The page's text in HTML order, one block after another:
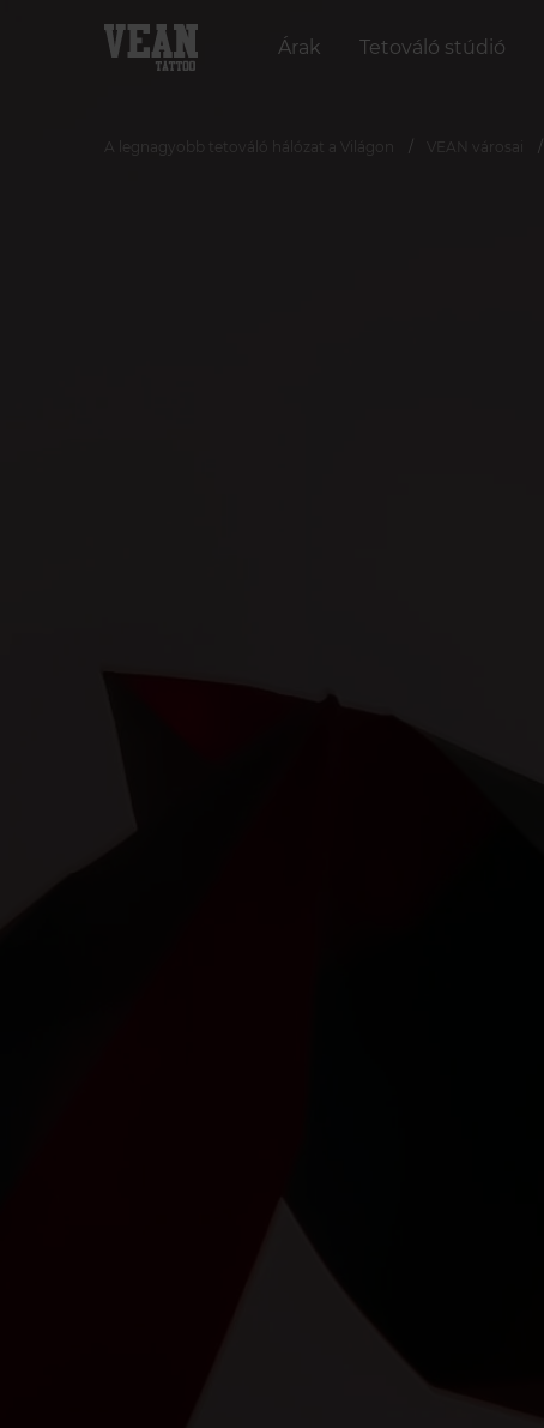
Árak Tetováló stúdió
A legnagyobb tetováló hálózat a Világon VEAN városai